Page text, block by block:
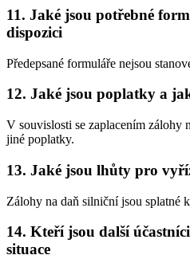
11. Jaké jsou potřebné
dispozici
Předepsané formuláře nejsou
12. Jaké jsou poplatky a
V souvislosti se zaplacením zálohy
jiné poplatky.
13. Jaké jsou lhůty pro
Zálohy na daň silniční jsou splatné
14. Kteří jsou další
situace